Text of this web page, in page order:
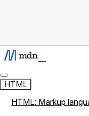
HTML
HTML: Markup